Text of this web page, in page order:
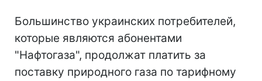
Большинство украинских потребителей,
которые являются абонентами
"Нафтогаза", продолжат платить за
поставку природного газа по тарифному